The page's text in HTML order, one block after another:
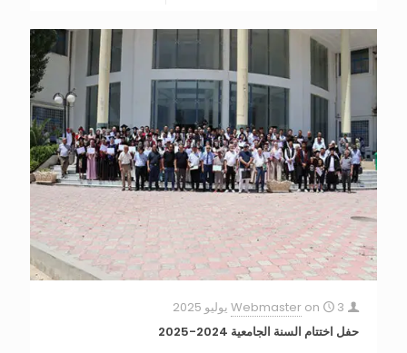
Webmaster on
3 يوليو 2025
حفل اختتام السنة الجامعية 2024-2025